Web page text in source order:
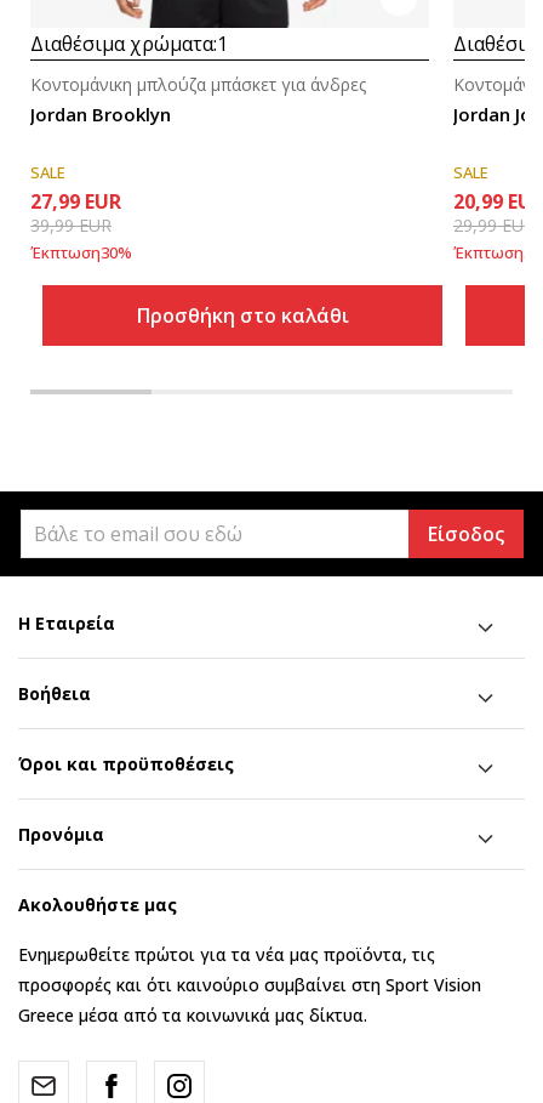
Διαθέσιμα χρώματα:1
Jordan Brooklyn
Κοντομάνικη μπλούζα μπάσκετ για άνδρες
SALE
27,99 EUR
39,99EUR
Έκπτωση30%
Προσθήκη στο καλάθι
Jordan
SALE
20,99 EUR
29,99EUR
Έκπτωση30
Είσοδος
Η Εταιρεία
Βοήθεια
Όροι και προϋποθέσεις
Προνόμια
Ακολουθήστε μας
Ενημερωθείτε πρώτοι για τα νέα μας προϊόντα, τις
προσφορές και ότι καινούριο συμβαίνει στη Sport Vision
Greece μέσα από τα κοινωνικά μας δίκτυα.